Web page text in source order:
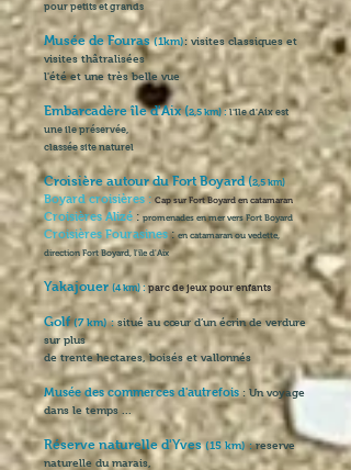
pour petits etgrands
Musée de Fouras(1km): visites classiques et
visites thâtralisées
l'été et une très belle vue
Embarcadère île d'Aix (2,5 km) :l'île d'Aix est
une ile préservée,
classée site naturel
Croisière autour du Fort Boyard (2,5 km)
Boyard croisières : Cap sur Fort Boyard en catamaran
Croisières Alizé : promenades en mer vers Fort Boyard
Croisières Fourasines:en catamaran ou vedette,
direction Fort Boyard, l'île d'Aix
Yakajouer (4 km) : parc de jeux pour enfants
Golf(7 km) :situé au cœur d’un écrin de verdure
sur plus
de trente hectares, boisés et vallonnés
Musée des commerces d'autrefois : Un voyage
dans le temps ...
Réserve naturelle d'Yves(15 km) :reserve
naturelle du marais,